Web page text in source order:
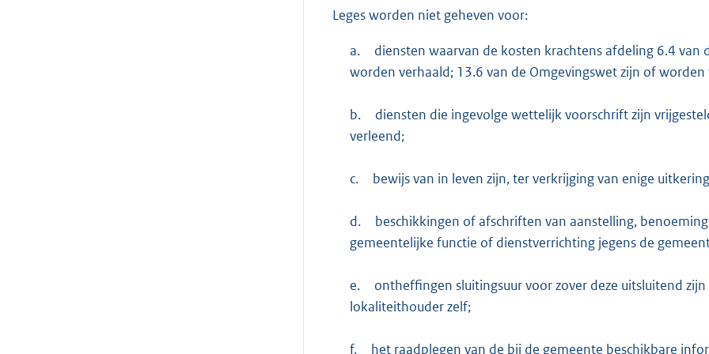
Leges worden niet geheven voor:
a.
diensten waarvan de kosten krachtens afdeling 6.4
worden verhaald; 13.6 van de Omgevingswet zijn of worden
b.
diensten die ingevolge wettelijk voorschrift zijn
verleend;
c. bewijs van in leven zijn, ter verkrijging van enige
d.
beschikkingen of afschriften van aanstelling,
gemeentelijke functie of dienstverrichting jegens de
e.
ontheffingen sluitingsuur voor zover deze uitsluitend
lokaliteithouder zelf;
f. het raadplegen van de bij de gemeente beschikbare